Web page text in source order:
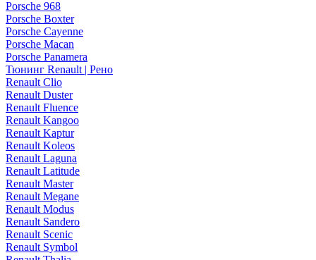
Porsche 968
Porsche Boxter
Porsche Cayenne
Porsche Macan
Porsche Panamera
Тюнинг Renault | Рено
Renault Clio
Renault Duster
Renault Fluence
Renault Kangoo
Renault Kaptur
Renault Koleos
Renault Laguna
Renault Latitude
Renault Master
Renault Megane
Renault Modus
Renault Sandero
Renault Scenic
Renault Symbol